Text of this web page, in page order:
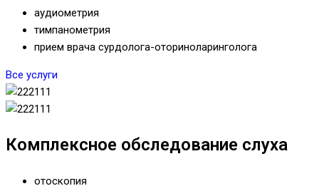
аудиометрия
тимпанометрия
прием врача сурдолога-оториноларинголога
Все услуги
Комплексное обследование слуха
отоскопия